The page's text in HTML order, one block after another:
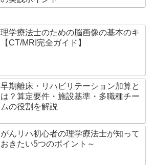
理学療法士のための脳画像の基本のキ
【CT/MRI完全ガイド】
早期離床・リハビリテーション加算と
は？算定要件・施設基準・多職種チー
ムの役割を解説
がんリハ初心者の理学療法士が知って
おきたい5つのポイント～